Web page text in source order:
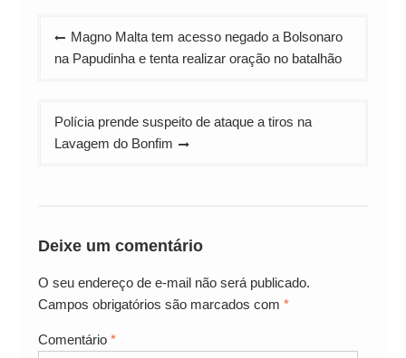
Navegação
de
Magno Malta tem acesso negado a Bolsonaro
na Papudinha e tenta realizar oração no batalhão
Polícia prende suspeito de ataque a tiros na
Lavagem do Bonfim
Deixe um comentário
O seu endereço de e-mail não será publicado.
Campos obrigatórios são marcados com *
Comentário *